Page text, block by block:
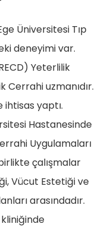
Üniversitesi Tıp
deneyimi var.
Yeterlilik
Cerrahi uzmanıdır.
ihtisas yaptı.
Hastanesinde
Uygulamaları
çalışmalar
Vücut Estetiği ve
arasındadır.